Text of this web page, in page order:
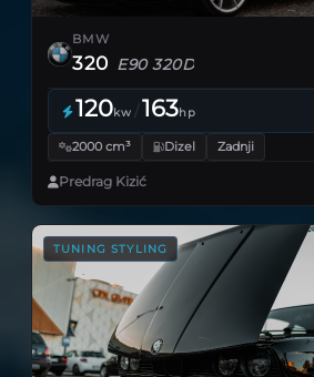
BMW
320 E90 320D
120kw /163hp
2000 cm³ Dizel Zadnji
Predrag Kizić
TUNING STYLING